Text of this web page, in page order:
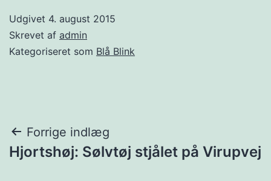
Udgivet 4. august 2015
Skrevet af admin
Kategoriseret som Blå Blink
Indlægsnavigation
Forrige indlæg
Hjortshøj: Sølvtøj stjålet på Virupvej